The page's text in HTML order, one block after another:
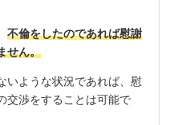
不倫をしたのであれば慰謝
せん。
いような状況であれば、慰
交渉をすることは可能で